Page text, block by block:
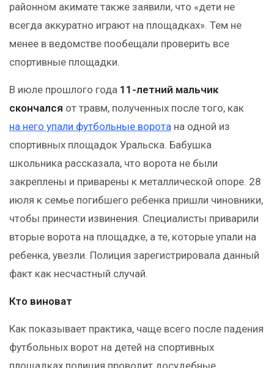
районном акимате также заявили, что «дети не
всегда аккуратно играют на площадках». Тем не
менее в ведомстве пообещали проверить все
спортивные площадки.
В июле прошлого года 11-летний мальчик
скончался от травм, полученных после того, как
на него упали футбольные ворота на одной из
спортивных площадок Уральска. Бабушка
школьника рассказала, что ворота не были
закреплены и приварены к металлической опоре. 28
июля к семье погибшего ребенка пришли чиновники,
чтобы принести извинения. Специалисты приварили
вторые ворота на площадке, а те, которые упали на
ребенка, увезли. Полиция зарегистрировала данный
факт как несчастный случай.
Кто виноват
Как показывает практика, чаще всего после падения
футбольных ворот на детей на спортивных